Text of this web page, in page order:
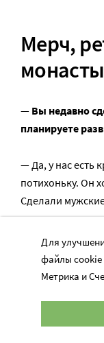
Мерч,
— Вы недавно
планируете
— Да, у нас есть
потихоньку. Он
Сделали
кружки…
На логотипе
крылатые
в фресках
пророком
Для
файлы cookie
Метрика и